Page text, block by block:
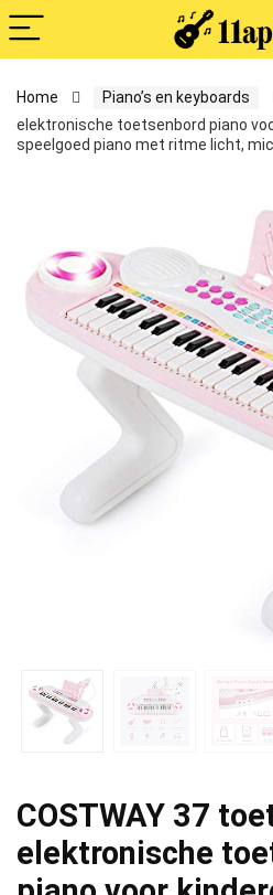
Home Piano’s en keyboards
elektronische toetsenbord piano
speelgoed piano met ritme licht,
COSTWAY 37
elektronische